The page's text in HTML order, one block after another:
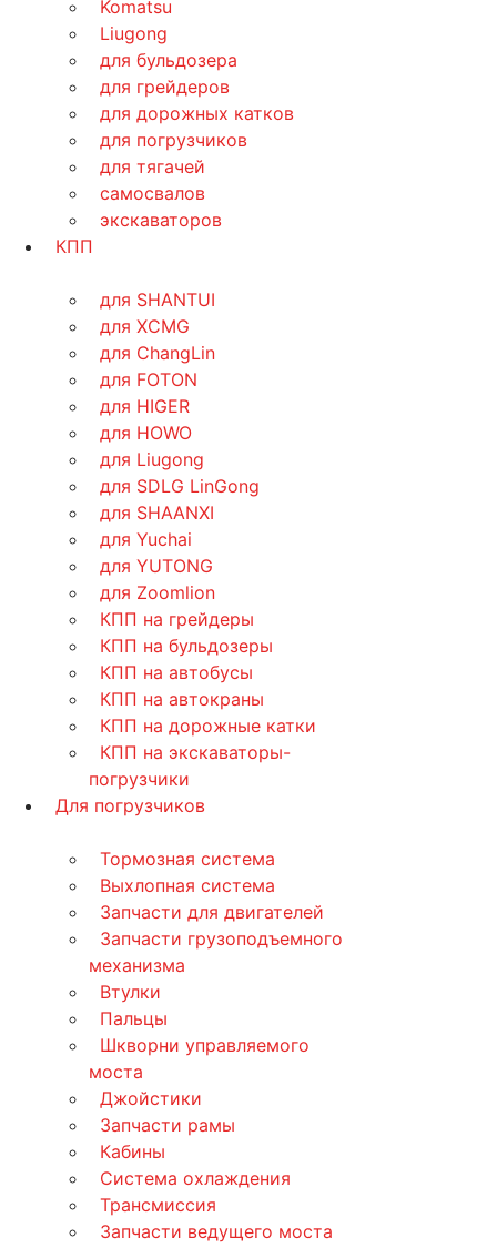
Komatsu
Liugong
для бульдозера
для грейдеров
для дорожных катков
для погрузчиков
для тягачей
самосвалов
экскаваторов
КПП
для SHANTUI
для XCMG
для ChangLin
для FOTON
для HIGER
для HOWO
для Liugong
для SDLG LinGong
для SHAANXI
для Yuchai
для YUTONG
для Zoomlion
КПП на грейдеры
КПП на бульдозеры
КПП на автобусы
КПП на автокраны
КПП на дорожные катки
КПП на экскаваторы-
погрузчики
Для погрузчиков
Тормозная система
Выхлопная система
Запчасти для двигателей
Запчасти грузоподъемного
механизма
Втулки
Пальцы
Шкворни управляемого
моста
Джойстики
Запчасти рамы
Кабины
Система охлаждения
Трансмиссия
Запчасти ведущего моста